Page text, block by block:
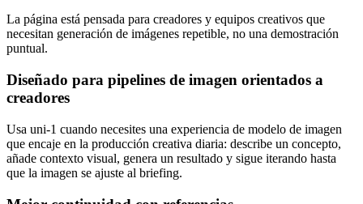
La página está pensada para creadores y equipos creativos que
necesitan generación de imágenes repetible, no una demostración
puntual.
Diseñado para pipelines de imagen orientados a
creadores
Usa uni-1 cuando necesites una experiencia de modelo de imagen
que encaje en la producción creativa diaria: describe un concepto,
añade contexto visual, genera un resultado y sigue iterando hasta
que la imagen se ajuste al briefing.